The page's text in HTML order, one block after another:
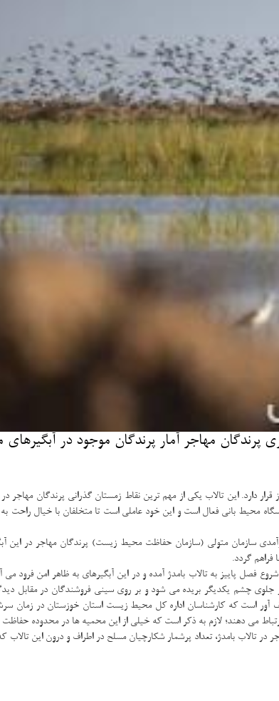
مهاجر آمار پرندگان موجود در آبگیرهای
مهر اظهار داشت: تالاب بامدژ با وسعتی معادل ۴ هزار هكتار در شمال شهر اهواز قرار دارد. این تالاب یكی از مهم ترین نقاط
پاسگاه محیط بانی فعال است و این خود عاملی است تا متخلفان با خیال
سازمان متولی (سازمان حفاظت محیط زیست) پرندگان مهاجر در این
گردد.
پاییز به تالاب بامدژ آمده و در این آبگیرهای به ظاهر امن فرود می
چشم یكدیگر بریده می شود و بر روی سینی فروشندگان در مقابل
است كه كارشناسان اداره كل محیط زیست استان خوزستان در زمان
می دهند؛ لازم به ذكر است كه خیلی از این محمیه ها در محدوده حفاظت
كرد: علاوه بر نسل كشی گستره پرندگان مهاجر در تالاب بامدژ، تعداد پرشمار شكارچیان مسلح در اطراف و